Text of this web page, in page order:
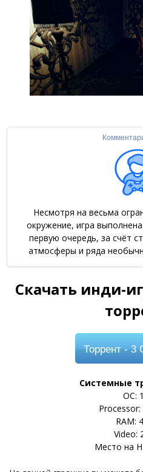
Несмотря на весьма
окружение, игра
первую очередь, за счёт
атмосферы и ряда
Скачать инди-
Торрент- 3
Системные
ОС:
RAM:
Video:
Место на